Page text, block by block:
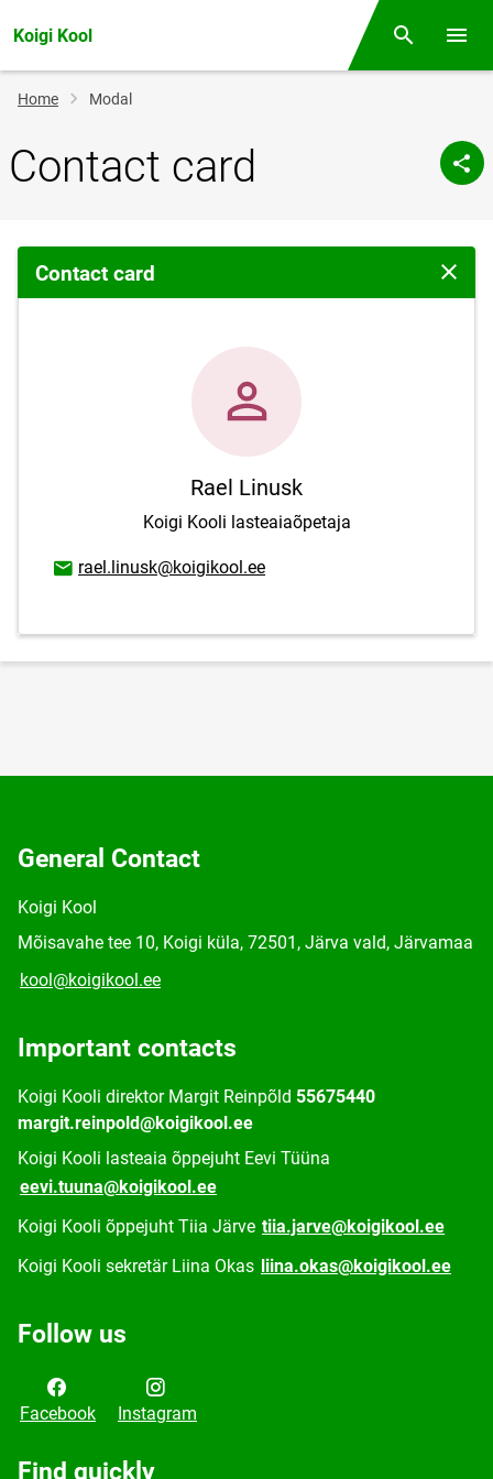
Koigi Kool Otsing
Breadcrumb
Home Modal
Contact card
Contact card Close
Rael Linusk
Koigi Kooli lasteaiaõpetaja
Email address
rael.linusk@koigikool.ee
General Contact
Koigi Kool
Mõisavahe tee 10, Koigi küla, 72501, Järva vald, Järvamaa
kool@koigikool.ee
Important contacts
Koigi Kooli direktor Margit Reinpõld 55675440
margit.reinpold@koigikool.ee
Koigi Kooli lasteaia õppejuht Eevi Tüüna
eevi.tuuna@koigikool.ee
Koigi Kooli õppejuht Tiia Järve tiia.jarve@koigikool.ee
Koigi Kooli sekretär Liina Okas liina.okas@koigikool.ee
Follow us
Facebook Instagram
Find quickly